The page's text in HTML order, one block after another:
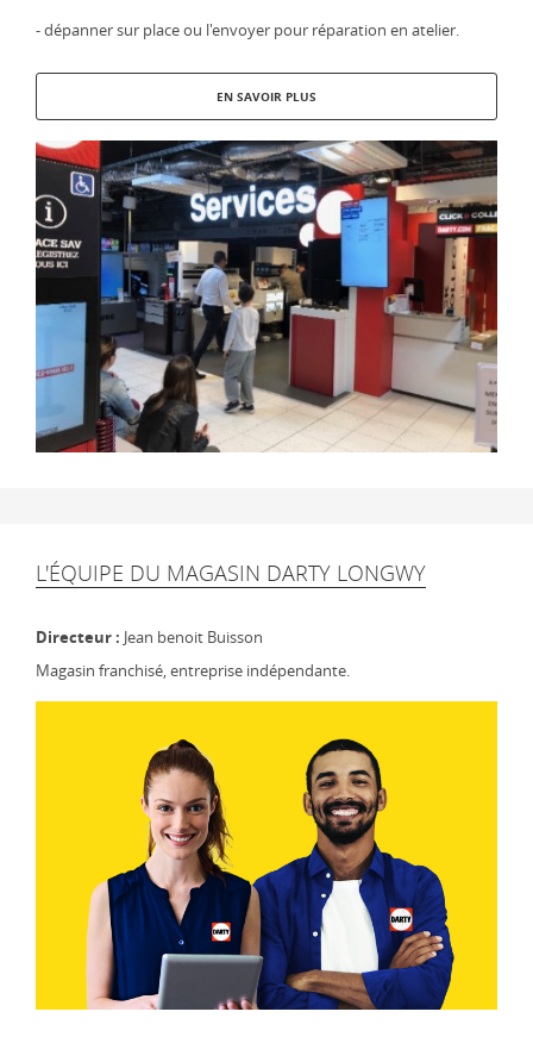
- dépanner sur place ou l'envoyer pour réparation en atelier.
EN SAVOIR PLUS
L'ÉQUIPE DU MAGASIN DARTY LONGWY
Directeur : Jean benoit Buisson
Magasin franchisé, entreprise indépendante.